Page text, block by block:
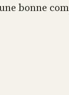
bonne